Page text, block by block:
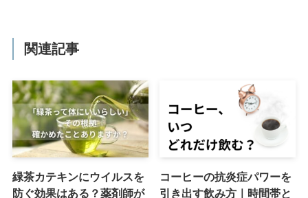
関連記事
緑茶カテキンにウイルスを
防ぐ効果はある？薬剤師が
コーヒーの抗炎症パワーを
引き出す飲み方｜時間帯と